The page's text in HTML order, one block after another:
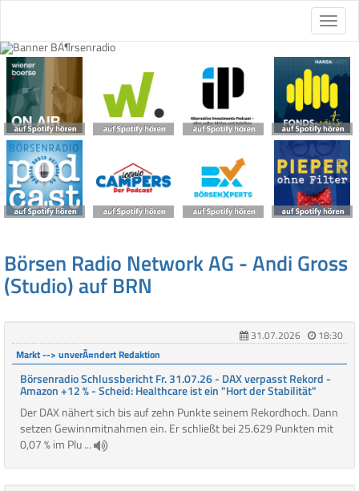
Börsen Radio Network AG - Andi Gross
(Studio) auf BRN
31.07.2026
18:30
Markt --> unverÃ¤ndert Redaktion
Börsenradio Schlussbericht Fr. 31.07.26 - DAX verpasst Rekord -
Amazon +12 % - Scheid: Healthcare ist ein "Hort der Stabilität"
Der DAX nähert sich bis auf zehn Punkte seinem Rekordhoch. Dann
setzen Gewinnmitnahmen ein. Er schließt bei 25.629 Punkten mit
0,07 % im Plu ...